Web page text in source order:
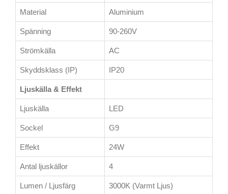
Material Aluminium
Spänning 90-260V
Strömkälla AC
Skyddsklass (IP) IP20
Ljuskälla & Effekt
Ljuskälla LED
Sockel G9
Effekt 24W
Antal ljuskällor 4
Lumen / Ljusfärg 3000K (Varmt Ljus)